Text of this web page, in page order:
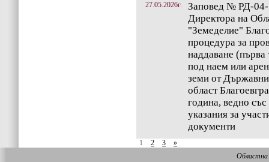
27.05.2026г.
Заповед № РД-04-
Директора на
"Земеделие"
процедура за
наддаване (първа
под наем или
земи от
област
година, ведно
указания за
документи
1 2 3
»
Областна